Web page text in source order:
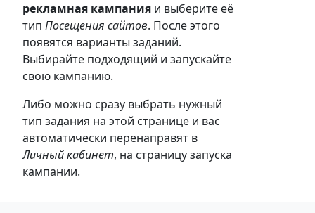
рекламная кампания и выберите её
тип Посещения сайтов. После этого
появятся варианты заданий.
Выбирайте подходящий и запускайте
свою кампанию.
Либо можно сразу выбрать нужный
тип задания на этой странице и вас
автоматически перенаправят в
Личный кабинет, на страницу запуска
кампании.